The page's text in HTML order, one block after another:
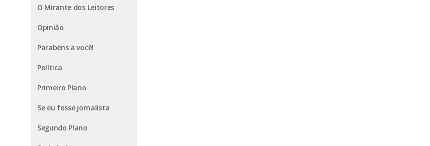
O Mirante dos Leitores
Opinião
Parabéns a você!
Política
Primeiro Plano
Se eu fosse jornalista
Segundo Plano